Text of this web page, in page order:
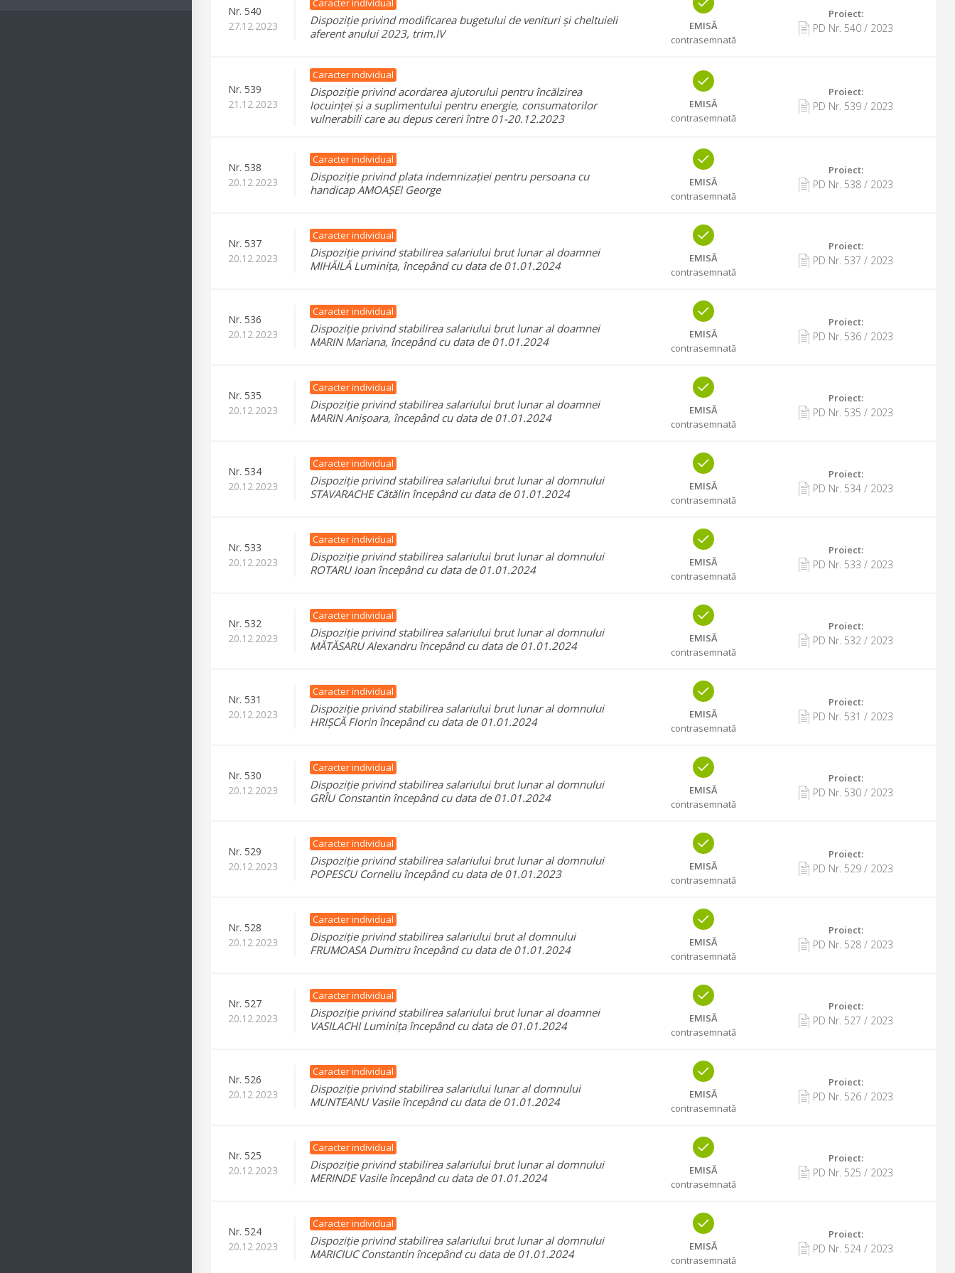
Nr. 540
27.12.2023
Caracter individual
Dispoziție privind modificarea bugetului de venituri și cheltuieli
aferent anului 2023, trim.IV
EMISĂ
contrasemnată
Proiect:
PD Nr. 540/ 2023
Nr. 539
21.12.2023
Caracter individual
Dispoziție privind acordarea ajutorului pentru încălzirea
locuinței și a suplimentului pentru energie, consumatorilor
vulnerabili care au depus cereri între 01-20.12.2023
EMISĂ
contrasemnată
Proiect:
PD Nr. 539/ 2023
Nr. 538
20.12.2023
Caracter individual
Dispoziție privind plata indemnizației pentru persoana cu
handicap AMOAȘEI George
EMISĂ
contrasemnată
Proiect:
PD Nr. 538/ 2023
Nr. 537
20.12.2023
Caracter individual
Dispoziție privind stabilirea salariului brut lunar al doamnei
MIHĂILĂ Luminița, începând cu data de 01.01.2024
EMISĂ
contrasemnată
Proiect:
PD Nr. 537 / 2023
Nr. 536
20.12.2023
Caracter individual
Dispoziție privind stabilirea salariului brut lunar al doamnei
MARIN Mariana, începând cu data de 01.01.2024
EMISĂ
contrasemnată
Proiect:
PD Nr. 536/ 2023
Nr. 535
20.12.2023
Caracter individual
Dispoziție privind stabilirea salariului brut lunar al doamnei
MARIN Anișoara, începând cu data de 01.01.2024
EMISĂ
contrasemnată
Proiect:
PD Nr. 535 / 2023
Nr. 534
20.12.2023
Caracter individual
Dispoziție privind stabilirea salariului brut lunar al domnului
STAVARACHE Cătălin începând cu data de 01.01.2024
EMISĂ
contrasemnată
Proiect:
PD Nr. 534/ 2023
Nr. 533
20.12.2023
Caracter individual
Dispoziție privind stabilirea salariului brut lunar al domnului
ROTARU Ioan începând cu data de 01.01.2024
EMISĂ
contrasemnată
Proiect:
PD Nr. 533 / 2023
Nr. 532
20.12.2023
Caracter individual
Dispoziție privind stabilirea salariului brut lunar al domnului
MĂTĂSARU Alexandru începând cu data de 01.01.2024
EMISĂ
contrasemnată
Proiect:
PD Nr. 532/ 2023
Nr. 531
20.12.2023
Caracter individual
Dispoziție privind stabilirea salariului brut lunar al domnului
HRIȘCĂ Florin începând cu data de 01.01.2024
EMISĂ
contrasemnată
Proiect:
PD Nr. 531 / 2023
Nr. 530
20.12.2023
Caracter individual
Dispoziție privind stabilirea salariului brut lunar al domnului
GRÎU Constantin începând cu data de 01.01.2024
EMISĂ
contrasemnată
Proiect:
PD Nr. 530/ 2023
Nr. 529
20.12.2023
Caracter individual
Dispoziție privind stabilirea salariului brut lunar al domnului
POPESCU Corneliu începând cu data de 01.01.2023
EMISĂ
contrasemnată
Proiect:
PD Nr. 529/ 2023
Nr. 528
20.12.2023
Caracter individual
Dispoziție privind stabilirea salariului brut al domnului
FRUMOASA Dumitru începând cu data de 01.01.2024
EMISĂ
contrasemnată
Proiect:
PD Nr. 528/ 2023
Nr. 527
20.12.2023
Caracter individual
Dispoziție privind stabilirea salariului brut lunar al doamnei
VASILACHI Luminița începând cu data de 01.01.2024
EMISĂ
contrasemnată
Proiect:
PD Nr. 527 / 2023
Nr. 526
20.12.2023
Caracter individual
Dispoziție privind stabilirea salariului lunar al domnului
MUNTEANU Vasile începând cu data de 01.01.2024
EMISĂ
contrasemnată
Proiect:
PD Nr. 526/ 2023
Nr. 525
20.12.2023
Caracter individual
Dispoziție privind stabilirea salariului brut lunar al domnului
MERINDE Vasile începând cu data de 01.01.2024
EMISĂ
contrasemnată
Proiect:
PD Nr. 525 / 2023
Nr. 524
20.12.2023
Caracter individual
Dispoziție privind stabilirea salariului brut lunar al domnului
MARICIUC Constantin începând cu data de 01.01.2024
EMISĂ
contrasemnată
Proiect:
PD Nr. 524/ 2023